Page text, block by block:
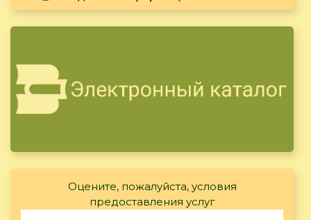
Оцените, пожалуйста, условия
предоставления услуг